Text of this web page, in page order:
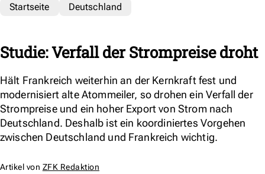
Startseite Deutschland
Studie: Verfall der Strompreise droht
Hält Frankreich weiterhin an der Kernkraft fest und
modernisiert alte Atommeiler, so drohen ein Verfall der
Strompreise und ein hoher Export von Strom nach
Deutschland. Deshalb ist ein koordiniertes Vorgehen
zwischen Deutschland und Frankreich wichtig.
Artikel von ZFK Redaktion